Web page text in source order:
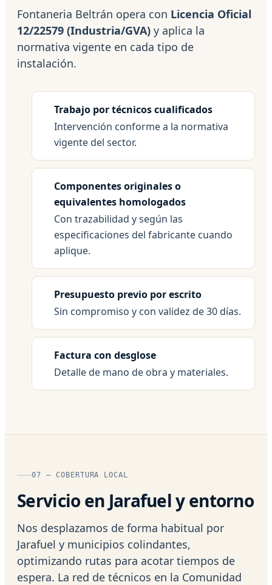
Fontaneria Beltrán opera con Licencia Oficial
12/22579 (Industria/GVA) y aplica la
normativa vigente en cada tipo de
instalación.
Trabajo por técnicos cualificados
Intervención conforme a la normativa
vigente del sector.
Componentes originales o
equivalentes homologados
Con trazabilidad y según las
especificaciones del fabricante cuando
aplique.
Presupuesto previo por escrito
Sin compromiso y con validez de 30 días.
Factura con desglose
Detalle de mano de obra y materiales.
07 — COBERTURA LOCAL
Servicio en Jarafuel y entorno
Nos desplazamos de forma habitual por
Jarafuel y municipios colindantes,
optimizando rutas para acotar tiempos de
espera. La red de técnicos en la Comunidad